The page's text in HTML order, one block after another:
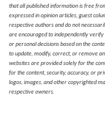
that all published information is free
expressed in opinion articles, guest
respective authors and do not
are encouraged to independently
or personal decisions based on the
to update, modify, correct, or remove
websites are provided solely for the
for the content, security, accuracy, or
logos, images, and other copyrighted
respective owners.